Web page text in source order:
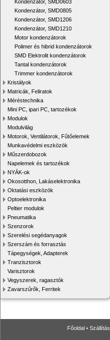
Kondenzátor, SMD0603
Kondenzátor, SMD0805
Kondenzátor, SMD1206
Kondenzátor, SMD1210
Motor kondenzátorok
Polimer és hibrid kondenzátorok
SMD Elektrolit kondenzátorok
Tantal kondenzátorok
Trimmer kondenzátorok
Kristályok
Matricák, Feliratok
Méréstechnika
Mini PC, ipari PC, tartozékok
Modulok
Modulvilág
Motorok, Ventilátorok, Fűtőelemek
Munkavédelmi eszközök
Műszerdobozok
Napelemek és tartozékok
NYÁK-ok
Okosotthon, Lakáselektronika
Oktatási eszközök
Optoelektronika
Peltier modulok
Pneumatika
Szenzorok
Szerelési segédanyagok
Szerszám és forrasztás
Tápegységek, Adapterek
Tranzisztorok
Varisztorok
Vegyszerek, ragasztók
Zavarszűrők, Ferritek
Főoldal • Szállítás